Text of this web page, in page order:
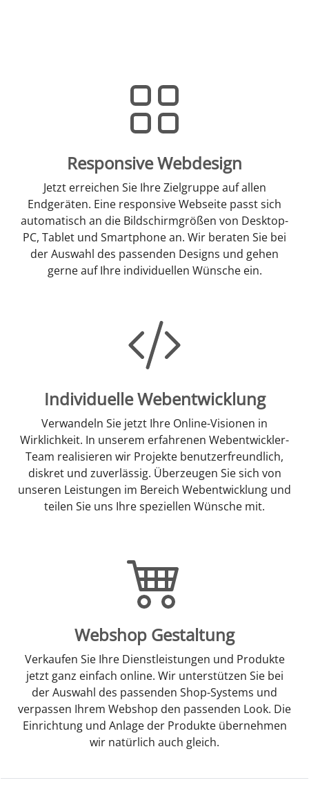
Responsive Webdesign
Jetzt erreichen Sie Ihre Zielgruppe auf allen
Endgeräten. Eine responsive Webseite passt sich
automatisch an die Bildschirmgrößen von Desktop-
PC, Tablet und Smartphone an. Wir beraten Sie bei
der Auswahl des passenden Designs und gehen
gerne auf Ihre individuellen Wünsche ein.
Individuelle Webentwicklung
Verwandeln Sie jetzt Ihre Online-Visionen in
Wirklichkeit. In unserem erfahrenen Webentwickler-
Team realisieren wir Projekte benutzerfreundlich,
diskret und zuverlässig. Überzeugen Sie sich von
unseren Leistungen im Bereich Webentwicklung und
teilen Sie uns Ihre speziellen Wünsche mit.
Webshop Gestaltung
Verkaufen Sie Ihre Dienstleistungen und Produkte
jetzt ganz einfach online. Wir unterstützen Sie bei
der Auswahl des passenden Shop-Systems und
verpassen Ihrem Webshop den passenden Look. Die
Einrichtung und Anlage der Produkte übernehmen
wir natürlich auch gleich.